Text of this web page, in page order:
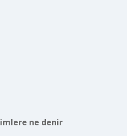
ne denir